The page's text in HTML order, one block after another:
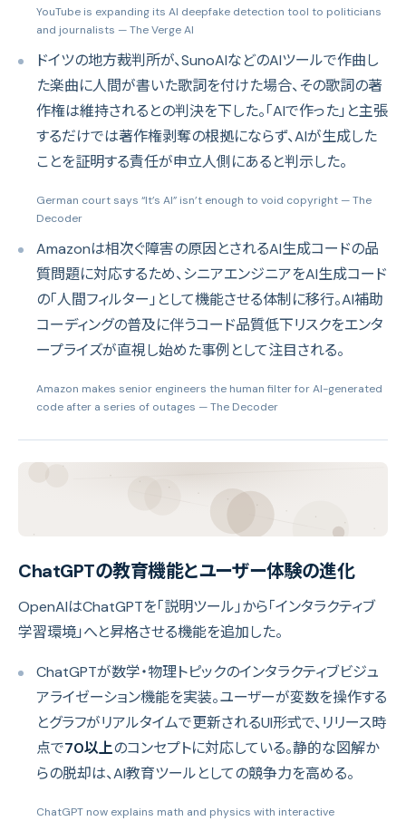
YouTube is expanding its AI deepfake detection tool to politicians
and journalists — The Verge AI
ドイツの地方裁判所が、SunoAIなどのAIツールで作曲し
た楽曲に人間が書いた歌詞を付けた場合、その歌詞の著
作権は維持されるとの判決を下した。「AIで作った」と主張
するだけでは著作権剥奪の根拠にならず、AIが生成した
ことを証明する責任が申立人側にあると判示した。
German court says “It’s AI” isn’t enough to void copyright — The
Decoder
Amazonは相次ぐ障害の原因とされるAI生成コードの品
質問題に対応するため、シニアエンジニアをAI生成コード
の「人間フィルター」として機能させる体制に移行。AI補助
コーディングの普及に伴うコード品質低下リスクをエンタ
ープライズが直視し始めた事例として注目される。
Amazon makes senior engineers the human filter for AI-generated
code after a series of outages — The Decoder
ChatGPTの教育機能とユーザー体験の進化
OpenAIはChatGPTを「説明ツール」から「インタラクティブ
学習環境」へと昇格させる機能を追加した。
ChatGPTが数学・物理トピックのインタラクティブビジュ
アライゼーション機能を実装。ユーザーが変数を操作する
とグラフがリアルタイムで更新されるUI形式で、リリース時
点で70以上のコンセプトに対応している。静的な図解か
らの脱却は、AI教育ツールとしての競争力を高める。
ChatGPT now explains math and physics with interactive